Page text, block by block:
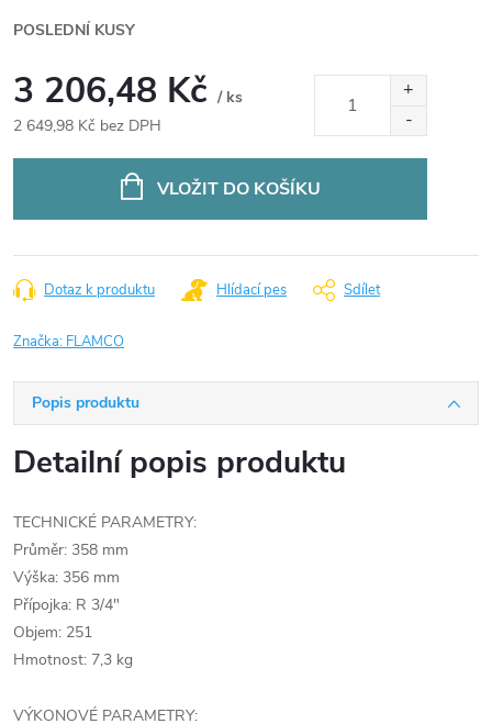
POSLEDNÍ KUSY
3 206,48 Kč / ks
2 649,98 Kč bez DPH
VLOŽIT DO KOŠÍKU
Dotaz k produktu Hlídací pes Sdílet
Značka: FLAMCO
Popis produktu
Detailní popis produktu
TECHNICKÉ PARAMETRY:
Průměr: 358 mm
Výška: 356 mm
Přípojka: R 3/4"
Objem: 251
Hmotnost: 7,3 kg
VÝKONOVÉ PARAMETRY: